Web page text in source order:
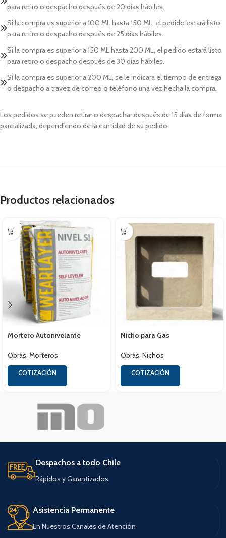
para retiro o despacho después de 20 días hábiles.
Si la compra es superior a 100 ML hasta 150 ML, el pedido estará listo
para retiro o despacho después de 25 días hábiles.
Si la compra es superior a 150 ML hasta 200 ML, el pedido estará listo
para retiro o despacho después de 30 días hábiles.
Si la compra es superior a 200 ML, se le indicara el tiempo de entrega
o despacho a travez de correo o teléfono una vez hecha la compra.
Los pedidos se pueden retirar o despachar después de 15 días de forma
parcializada, dependiendo de la cantidad de su pedido.
Productos relacionados
Mortero Autonivelante
Obras, Morteros
COTIZACIÓN
Nicho para Gas
Obras, Nichos
COTIZACIÓN
Despachos a todo Chile
Rápidos y Garantizados
Asistencia Permanente
En Nuestros Canales de Atención